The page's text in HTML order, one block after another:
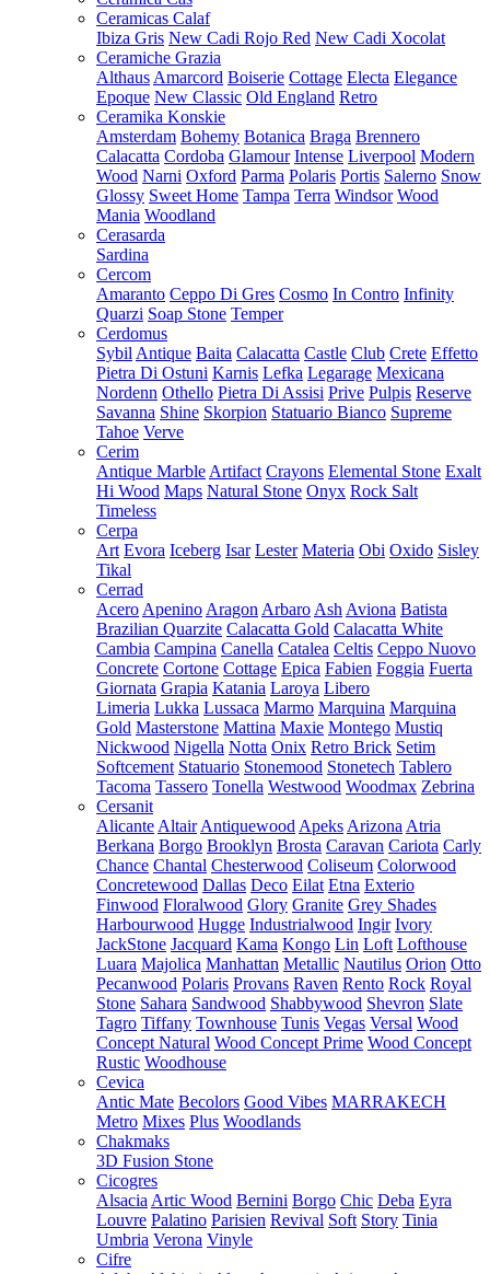
Ceramicas Calaf
Ibiza Gris New Cadi Rojo Red New Cadi Xocolat
Ceramiche Grazia
Althaus Amarcord Boiserie Cottage Electa Elegance
Epoque New Classic Old England Retro
Ceramika Konskie
Amsterdam Bohemy Botanica Braga Brennero
Calacatta Cordoba Glamour Intense Liverpool Modern
Wood Narni Oxford Parma Polaris Portis Salerno Snow
Glossy Sweet Home Tampa Terra Windsor Wood
Mania Woodland
Cerasarda
Sardina
Cercom
Amaranto Ceppo Di Gres Cosmo In Contro Infinity
Quarzi Soap Stone Temper
Cerdomus
Sybil Antique Baita Calacatta Castle Club Crete Effetto
Pietra Di Ostuni Karnis Lefka Legarage Mexicana
Nordenn Othello Pietra Di Assisi Prive Pulpis Reserve
Savanna Shine Skorpion Statuario Bianco Supreme
Tahoe Verve
Cerim
Antique Marble Artifact Crayons Elemental Stone Exalt
Hi Wood Maps Natural Stone Onyx Rock Salt
Timeless
Cerpa
Art Evora Iceberg Isar Lester Materia Obi Oxido Sisley
Tikal
Cerrad
Acero Apenino Aragon Arbaro Ash Aviona Batista
Brazilian Quarzite Calacatta Gold Calacatta White
Cambia Campina Canella Catalea Celtis Ceppo Nuovo
Concrete Cortone Cottage Epica Fabien Foggia Fuerta
Giornata Grapia Katania Laroya Libero
Limeria Lukka Lussaca Marmo Marquina Marquina
Gold Masterstone Mattina Maxie Montego Mustiq
Nickwood Nigella Notta Onix Retro Brick Setim
Softcement Statuario Stonemood Stonetech Tablero
Tacoma Tassero Tonella Westwood Woodmax Zebrina
Cersanit
Alicante Altair Antiquewood Apeks Arizona Atria
Berkana Borgo Brooklyn Brosta Caravan Cariota Carly
Chance Chantal Chesterwood Coliseum Colorwood
Concretewood Dallas Deco Eilat Etna Exterio
Finwood Floralwood Glory Granite Grey Shades
Harbourwood Hugge Industrialwood Ingir Ivory
JackStone Jacquard Kama Kongo Lin Loft Lofthouse
Luara Majolica Manhattan Metallic Nautilus Orion Otto
Pecanwood Polaris Provans Raven Rento Rock Royal
Stone Sahara Sandwood Shabbywood Shevron Slate
Tagro Tiffany Townhouse Tunis Vegas Versal Wood
Concept Natural Wood Concept Prime Wood Concept
Rustic Woodhouse
Cevica
Antic Mate Becolors Good Vibes MARRAKECH
Metro Mixes Plus Woodlands
Chakmaks
3D Fusion Stone
Cicogres
Alsacia Artic Wood Bernini Borgo Chic Deba Eyra
Louvre Palatino Parisien Revival Soft Story Tinia
Umbria Verona Vinyle
Cifre